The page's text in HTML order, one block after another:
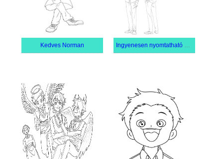
Kedves Norman Ingyenesen nyomtatható The Promised Neverland